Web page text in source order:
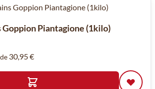
Goppion Piantagione (1kilo)
30,95 €